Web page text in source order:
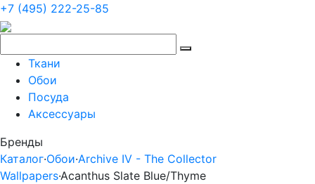
+7 (495) 222-25-85
Ткани
Обои
Посуда
Аксессуары
Бренды
Каталог·Обои·Archive IV - The Collector
Wallpapers·Acanthus Slate Blue/Thyme